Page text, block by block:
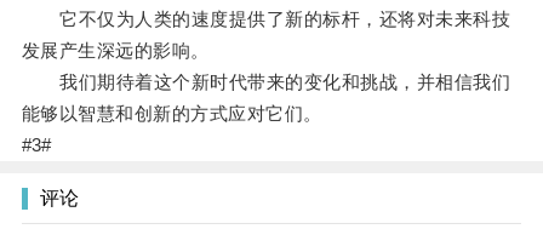
它不仅为人类的速度提供了新的标杆，还将对未来科技
发展产生深远的影响。
我们期待着这个新时代带来的变化和挑战，并相信我们
能够以智慧和创新的方式应对它们。
#3#
评论